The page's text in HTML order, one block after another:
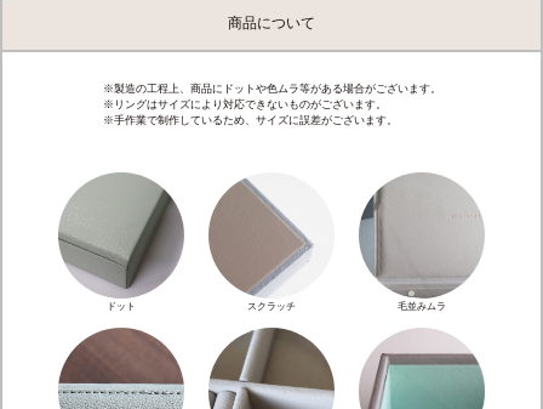
商品について
※製造の工程上、商品にドットや色ムラ等がある場合がございます。
※リングはサイズにより対応できないものがございます。
※手作業で制作しているため、サイズに誤差がございます。
ドット スクラッチ 毛並みムラ